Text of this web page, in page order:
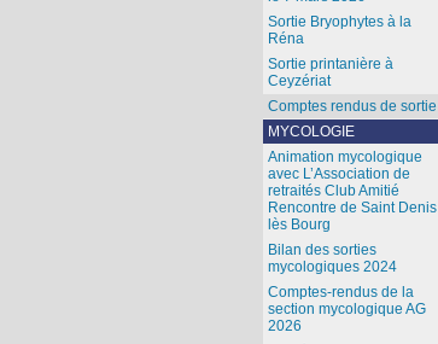
Sortie Bryophytes à la
Réna
Sortie printanière à
Ceyzériat
Comptes rendus de sortie
MYCOLOGIE
Animation mycologique
avec L’Association de
retraités Club Amitié
Rencontre de Saint Denis
lès Bourg
Bilan des sorties
mycologiques 2024
Comptes-rendus de la
section mycologique AG
2026